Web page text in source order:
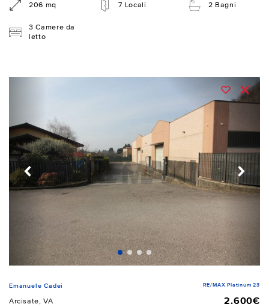
206 mq 7 Locali 2 Bagni
3 Camere da
letto
Emanuele Cadei RE/MAX Platinum 23
Arcisate, VA
2.600€